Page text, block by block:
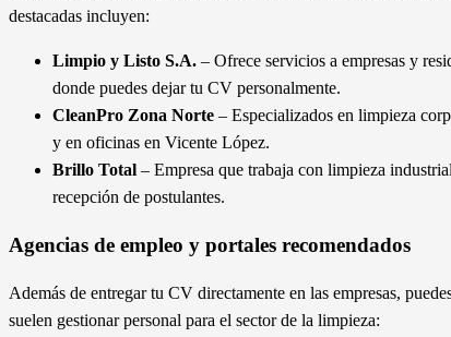
destacadas incluyen:
Limpio y Listo S.A. – Ofrece servicios a empresas y
donde puedes dejar tu CV personalmente.
CleanPro Zona Norte – Especializados en limpieza
y en oficinas en Vicente López.
Brillo Total – Empresa que trabaja con limpieza
recepción de postulantes.
Agencias de empleo y portales recomendados
Además de entregar tu CV directamente en las empresas,
suelen gestionar personal para el sector de la limpieza: